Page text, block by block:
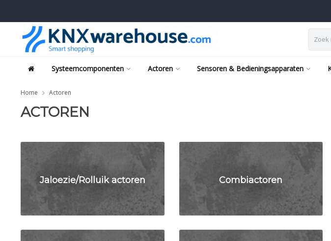
Systeemcomponenten Actoren Sensoren & Bedieningsapparaten
Home Actoren
ACTOREN
Jaloezie/Rolluik actoren Combiactoren